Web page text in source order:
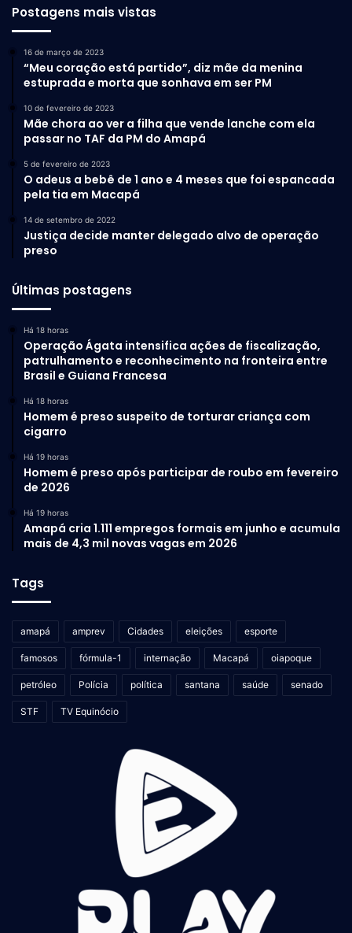
Postagens mais vistas
16 de março de 2023
“Meu coração está partido”, diz mãe da menina
estuprada e morta que sonhava em ser PM
10 de fevereiro de 2023
Mãe chora ao ver a filha que vende lanche com ela
passar no TAF da PM do Amapá
5 de fevereiro de 2023
O adeus a bebê de 1 ano e 4 meses que foi espancada
pela tia em Macapá
14 de setembro de 2022
Justiça decide manter delegado alvo de operação
preso
Últimas postagens
Há 18 horas
Operação Ágata intensifica ações de fiscalização,
patrulhamento e reconhecimento na fronteira entre
Brasil e Guiana Francesa
Há 18 horas
Homem é preso suspeito de torturar criança com
cigarro
Há 19 horas
Homem é preso após participar de roubo em fevereiro
de 2026
Há 19 horas
Amapá cria 1.111 empregos formais em junho e acumula
mais de 4,3 mil novas vagas em 2026
Tags
amapá amprev Cidades eleições esporte
famosos fórmula-1 internação Macapá oiapoque
petróleo Polícia política santana saúde senado
STF TV Equinócio